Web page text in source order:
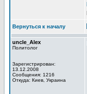
Вернуться к началу
uncle_Alex
Политолог
Зарегистрирован:
13.12.2008
Сообщения: 1216
Откуда: Киев, Украина